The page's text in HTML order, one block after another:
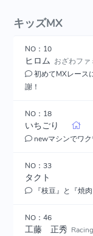
キッズMX
NO：10
ヒロム おざわファ
初めてMXレース
謝！
NO：18
いちごり
newマシンでワク
NO：33
タクト
『枝豆』と『焼
NO：46
工藤 正秀